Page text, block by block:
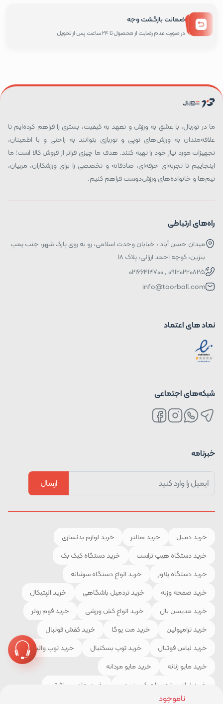
ناموجود
ضمانت بازگشت وجه
در صورت عدم رضایت از محصول تا 24 ساعت پس از تحویل
ما در توربال، با عشق به ورزش و تعهد به کیفیت، بستری را فراهم کرده‌ایم تا
علاقه‌مندان به ورزش‌های توپی و توربازی بتوانند به راحتی و با اطمینان،
تجهیزات مورد نیاز خود را تهیه کنند. هدف ما چیزی فراتر از فروش کالا است؛ ما
اینجاییم تا تجربه‌ای حرفه‌ای، صادقانه و تخصصی را برای ورزشکاران، مربیان،
تیم‌ها و خانواده‌های ورزش‌دوست فراهم کنیم.
راه‌های ارتباطی
میدان حسن آباد ، خیابان وحدت اسلامی، رو به روی پارک شهر، جنب پمپ
بنزین، کوچه احمد ارزانی، پلاک ۱۸
09120220825 , 02166414700
info@toorball.com
نماد های اعتماد
شبکه‌های اجتماعی
خبرنامه
ارسال
خرید دمبل خرید هالتر
خرید لوازم بدنسازی
خرید دستگاه هیپ تراست
خرید دستگاه کیک بک
خرید دستگاه پلاور
خرید انواع دستگاه سرشانه
خرید صفحه وزنه
خرید تردمیل باشگاهی
خرید الپتیکال
خرید مدیسن بال
خرید انواع کش ورزشی
خرید فوم رولر
خرید ترامپولین
خرید مت یوگا
خرید کفش فوتبال
خرید لباس فوتبال
خرید توپ بسکتبال
خرید توپ والیبال
خرید مایو زنانه
خرید مایو مردانه
خرید لوازم و تجهیزات کوهنوردی
خرید چادر مسافرتی